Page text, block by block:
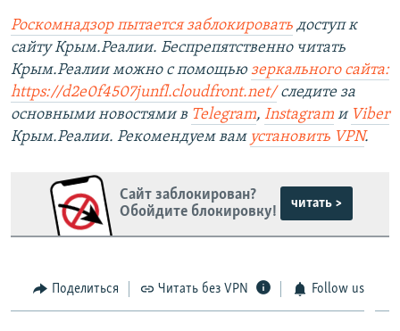
Роскомнадзор пытается заблокировать доступ к
сайту Крым.Реалии. Беспрепятственно читать
Крым.Реалии можно с помощью зеркального сайта:
https://d2e0f4507junfl.cloudfront.net/следите за
основными новостями в Telegram, Instagram и Viber
Крым.Реалии. Рекомендуем вам установить VPN.
Сайт заблокирован?
Обойдите блокировку!
читать >
Поделиться Читать без VPN Follow us